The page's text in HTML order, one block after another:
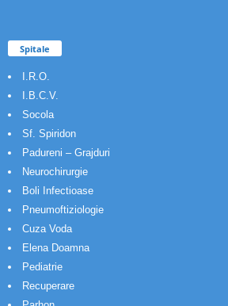
Spitale
I.R.O.
I.B.C.V.
Socola
Sf. Spiridon
Padureni – Grajduri
Neurochirurgie
Boli Infectioase
Pneumoftiziologie
Cuza Voda
Elena Doamna
Pediatrie
Recuperare